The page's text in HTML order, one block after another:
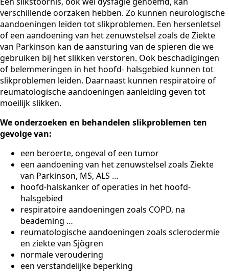
verschillende oorzaken hebben. Zo kunnen neurologische
aandoeningen leiden tot slikproblemen. Een hersenletsel
of een aandoening van het zenuwstelsel zoals de Ziekte
van Parkinson kan de aansturing van de spieren die we
gebruiken bij het slikken verstoren. Ook beschadigingen
of belemmeringen in het hoofd- halsgebied kunnen tot
slikproblemen leiden. Daarnaast kunnen respiratoire of
reumatologische aandoeningen aanleiding geven tot
moeilijk slikken.
We onderzoeken en behandelen slikproblemen ten
gevolge van:
een beroerte, ongeval of een tumor
een aandoening van het zenuwstelsel zoals Ziekte
van Parkinson, MS, ALS …
hoofd-halskanker of operaties in het hoofd-
halsgebied
respiratoire aandoeningen zoals COPD, na
beademing …
reumatologische aandoeningen zoals sclerodermie
en ziekte van Sjögren
normale veroudering
een verstandelijke beperking